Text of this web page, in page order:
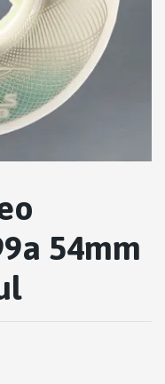
54mm